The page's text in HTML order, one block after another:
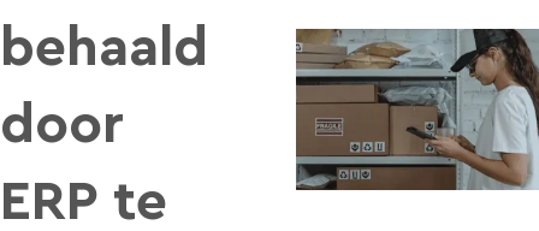
behaald
door
ERP te